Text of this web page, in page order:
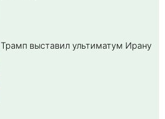
Трамп выставил ультиматум Ирану